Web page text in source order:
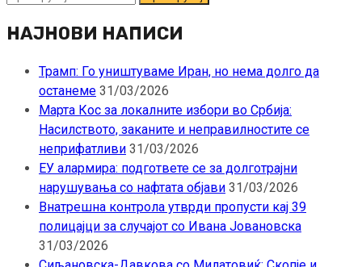
НАЈНОВИ НАПИСИ
Трамп: Го уништуваме Иран, но нема долго да
останеме 31/03/2026
Марта Кос за локалните избори во Србија:
Насилството, заканите и неправилностите се
неприфатливи 31/03/2026
ЕУ алармира: подгответе се за долготрајни
нарушувања со нафтата објави 31/03/2026
Внатрешна контрола утврди пропусти кај 39
полицајци за случајот со Ивана Јовановска
31/03/2026